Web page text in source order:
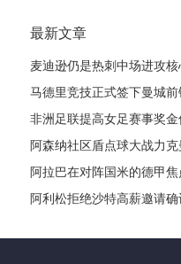
最新文章
麦迪逊仍是热刺中场进攻
马德里竞技正式签下曼城
非洲足联提高女足赛事奖
阿森纳社区盾点球大战力
阿拉巴在对阵国米的德甲
力风采
阿利松拒绝沙特高薪邀请